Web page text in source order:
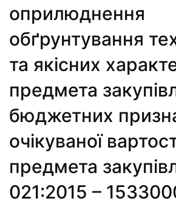
оприлюднення
обґрунтування
та якісних
предмета
бюджетних
очікуваної
предмета
021:2015 –